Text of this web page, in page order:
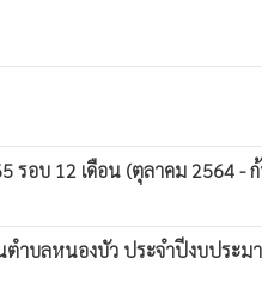
รอบ 12 เดือน (ตุลาคม 2564 -
ตำบลหนองบัว ประจำปีงบประ